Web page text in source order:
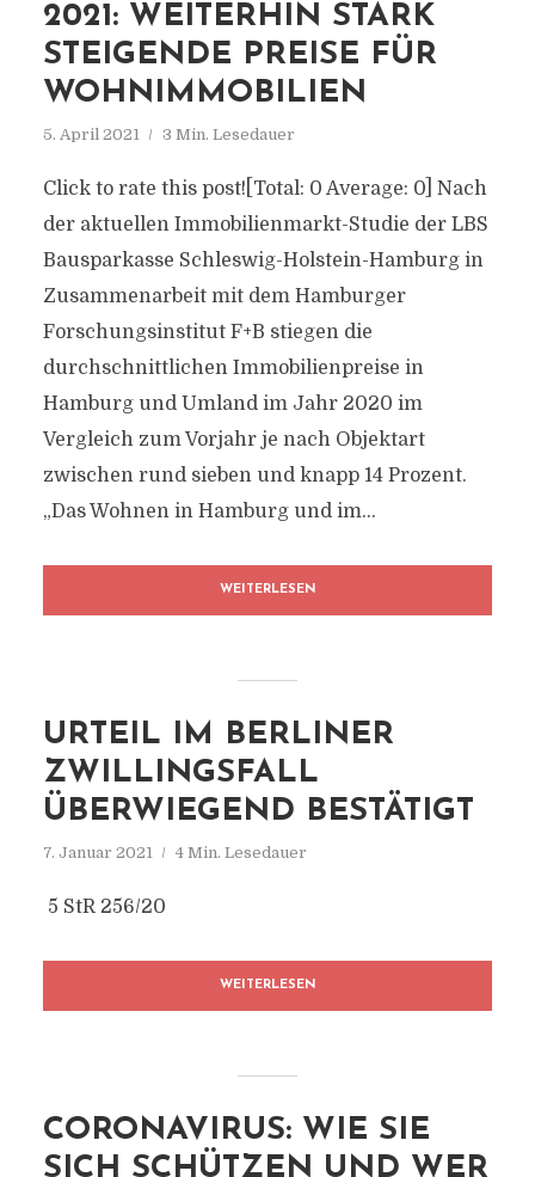
2021: WEITERHIN STARK
STEIGENDE PREISE FÜR
WOHNIMMOBILIEN
5. April 2021 3 Min. Lesedauer
Click to rate this post![Total: 0 Average: 0] Nach
der aktuellen Immobilienmarkt-Studie der LBS
Bausparkasse Schleswig-Holstein-Hamburg in
Zusammenarbeit mit dem Hamburger
Forschungsinstitut F+B stiegen die
durchschnittlichen Immobilienpreise in
Hamburg und Umland im Jahr 2020 im
Vergleich zum Vorjahr je nach Objektart
zwischen rund sieben und knapp 14 Prozent.
„Das Wohnen in Hamburg und im...
WEITERLESEN
URTEIL IM BERLINER
ZWILLINGSFALL
ÜBERWIEGEND BESTÄTIGT
7. Januar 2021 4 Min. Lesedauer
5 StR 256/20
WEITERLESEN
CORONAVIRUS: WIE SIE
SICH SCHÜTZEN UND WER